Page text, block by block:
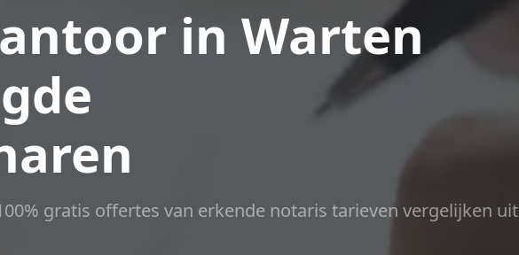
in Warten
gratis offertes van erkende notaris tarieven vergelijken uit